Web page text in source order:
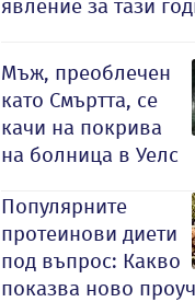
явление за тази
Мъж, преоблечен
като Смъртта, се
качи на покрива
на болница в Уелс
Популярните
протеинови диети
под въпрос: Какво
показва ново